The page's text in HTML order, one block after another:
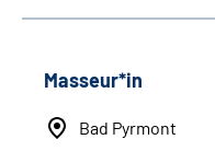
Masseur*in
Bad Pyrmont